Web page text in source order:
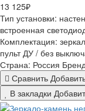
13 125₽
Тип установки:
встроенная
Комплектация:
пульт ДУ / без
Страна: Россия
Сравнить
В закладки